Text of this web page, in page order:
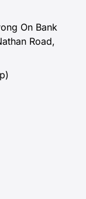
On Bank
Road,